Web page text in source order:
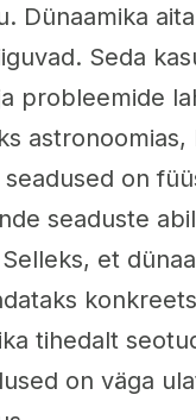
Dünaamika
Seda
probleemide
on
seaduste
et
tihedalt
on väga